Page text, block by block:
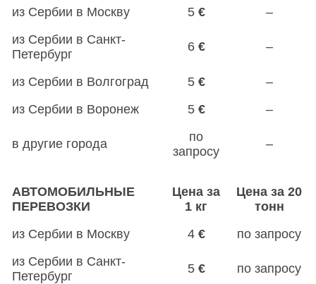
из Сербии в Москву
5 €
–
из Сербии в Санкт-
Петербург
6 € –
из Сербии в Волгоград 5 €
–
из Сербии в Воронеж
5 € –
в другие города
по
запросу
–
АВТОМОБИЛЬНЫЕ
ПЕРЕВОЗКИ
Цена за
1 кг
Цена за 20
тонн
из Сербии в Москву
4 €
по запросу
из Сербии в Санкт-
Петербург
5 € по запросу